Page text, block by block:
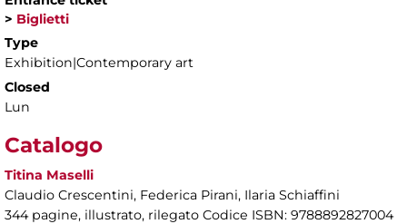
> Biglietti
Type
Exhibition|Contemporary art
Closed
Lun
Catalogo
Titina Maselli
Claudio Crescentini, Federica Pirani, Ilaria Schiaffini
344 pagine, illustrato, rilegato Codice ISBN: 9788892827004